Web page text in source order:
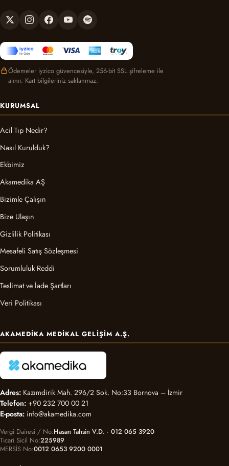
Ödemeler iyzico güvencesiyle, 256-bit SSL şifreleme ile
alınır. Kart bilgileriniz saklanmaz.
KURUMSAL
Acil Tıp Nedir?
Nasıl Kurulduk?
Ekbimiz
Akamedika AŞ
Bizimle Çalışın
Bize Ulaşın
Gizlilik Politikası
Mesafeli Satış Sözleşmesi
Sorumluluk Reddi
Teslimat ve İade Şartları
Veri Politikası
AKAMEDIKA MEDIKAL GELIŞIM A.Ş.
Adres: Kazımdirik Mah. 296/2 Sok. No:33 Bornova – İzmir
Telefon: +90 232 700 00 21
E-posta: info@akamedika.com
Vergi Dairesi / No Hasan Tahsin V.D. · 012 065 3920
Ticari Sicil No 225989
MERSİS No 0012 0653 9200 0001